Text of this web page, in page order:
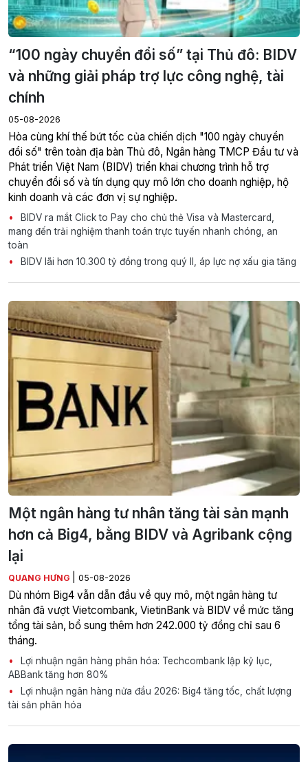
“100 ngày chuyển đổi số” tại Thủ đô: BIDV
và những giải pháp trợ lực công nghệ, tài
chính
05-08-2026
Hòa cùng khí thế bứt tốc của chiến dịch "100 ngày chuyển
đổi số" trên toàn địa bàn Thủ đô, Ngân hàng TMCP Đầu tư và
Phát triển Việt Nam (BIDV) triển khai chương trình hỗ trợ
chuyển đổi số và tín dụng quy mô lớn cho doanh nghiệp, hộ
kinh doanh và các đơn vị sự nghiệp.
BIDV ra mắt Click to Pay cho chủ thẻ Visa và Mastercard,
mang đến trải nghiệm thanh toán trực tuyến nhanh chóng, an
toàn
BIDV lãi hơn 10.300 tỷ đồng trong quý II, áp lực nợ xấu gia tăng
Một ngân hàng tư nhân tăng tài sản mạnh
hơn cả Big4, bằng BIDV và Agribank cộng
lại
QUANG HƯNG 05-08-2026
Dù nhóm Big4 vẫn dẫn đầu về quy mô, một ngân hàng tư
nhân đã vượt Vietcombank, VietinBank và BIDV về mức tăng
tổng tài sản, bổ sung thêm hơn 242.000 tỷ đồng chỉ sau 6
tháng.
Lợi nhuận ngân hàng phân hóa: Techcombank lập kỷ lục,
ABBank tăng hơn 80%
Lợi nhuận ngân hàng nửa đầu 2026: Big4 tăng tốc, chất lượng
tài sản phân hóa